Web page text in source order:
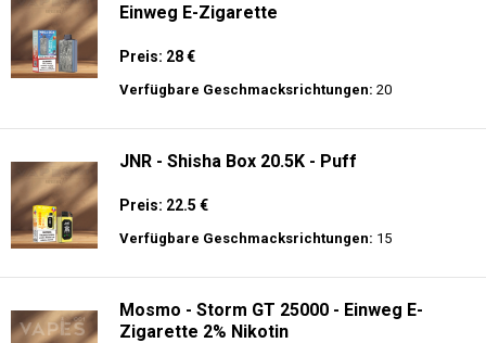
Einweg E-Zigarette
Preis: 28 €
Verfügbare Geschmacksrichtungen: 20
JNR - Shisha Box 20.5K - Puff
Preis: 22.5 €
Verfügbare Geschmacksrichtungen: 15
Mosmo - Storm GT 25000 - Einweg E-
Zigarette 2% Nikotin